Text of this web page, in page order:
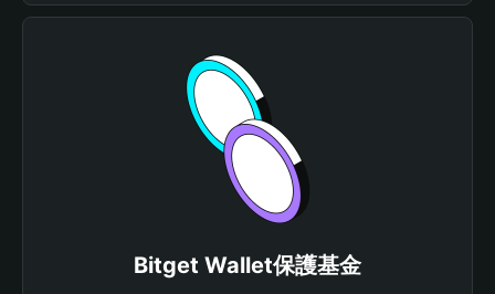
Bitget Wallet保護基金